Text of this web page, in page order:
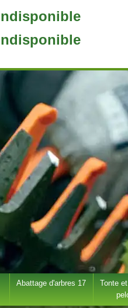
Abattage d'arbres 17
Tonte